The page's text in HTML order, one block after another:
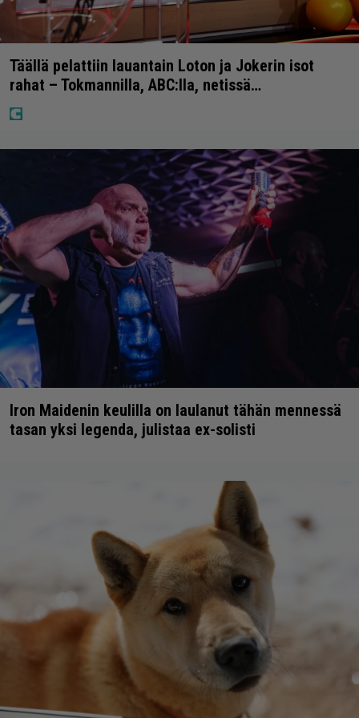
Täällä pelattiin lauantain Loton ja Jokerin isot
rahat – Tokmannilla, ABC:lla, netissä…
Iron Maidenin keulilla on laulanut tähän mennessä
tasan yksi legenda, julistaa ex-solisti